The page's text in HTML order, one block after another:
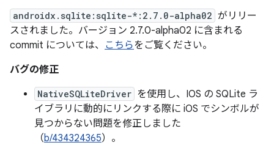
androidx.sqlite:sqlite-*:2.7.0-alpha02 がリリー
スされました。バージョン 2.7.0-alpha02 に含まれる
commit については、 こちらをご覧ください。
バグの修正
NativeSQLiteDriver を使用し、IOS の SQLite ラ
イブラリに動的にリンクする際に iOS でシンボルが
見つからない問題を修正しました
（b/434324365）。